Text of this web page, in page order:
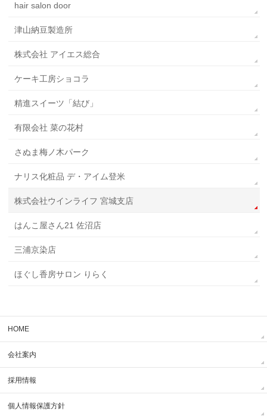
hair salon door
津山納豆製造所
株式会社 アイエス総合
ケーキ工房ショコラ
精進スイーツ「結び」
有限会社 菜の花村
さぬま梅ノ木パーク
ナリス化粧品 デ・アイム登米
株式会社ウインライフ 宮城支店
はんこ屋さん21 佐沼店
三浦京染店
ほぐし香房サロン りらく
HOME
会社案内
採用情報
個人情報保護方針